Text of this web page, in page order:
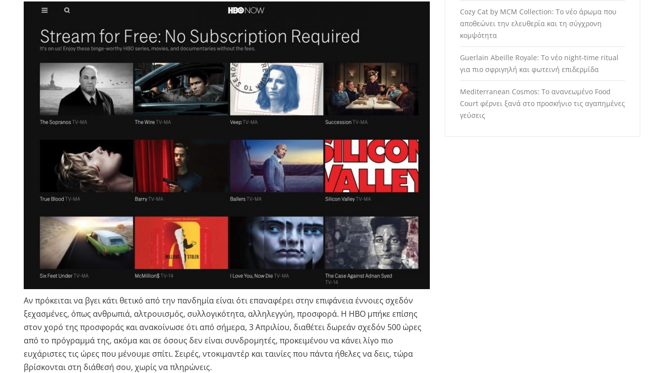
Αν πρόκειται να βγει κάτι θετικό από την πανδημία είναι ότι επαναφέρει στην επιφάνεια έννοιες σχεδόν
ξεχασμένες, όπως ανθρωπιά, αλτρουισμός, συλλογικότητα, αλληλεγγύη, προσφορά. Η HBO μπήκε επίσης
στον χορό της προσφοράς και ανακοίνωσε ότι από σήμερα, 3 Απριλίου, διαθέτει δωρεάν σχεδόν 500 ώρες
από το πρόγραμμά της, ακόμα και σε όσους δεν είναι συνδρομητές, προκειμένου να κάνει λίγο πιο
ευχάριστες τις ώρες που μένουμε σπίτι. Σειρές, ντοκιμαντέρ και ταινίες που πάντα ήθελες να δεις, τώρα
βρίσκονται στη διάθεσή σου, χωρίς να πληρώνεις.
Cozy Cat by MCM Collection: Το νέο άρωμα που
αποθεώνει την ελευθερία και τη σύγχρονη
κομψότητα
Guerlain Abeille Royale: Το νέο night-time ritual
για πιο σφριγηλή και φωτεινή επιδερμίδα
Mediterranean Cosmos: Το ανανεωμένο Food
Court φέρνει ξανά στο προσκήνιο τις αγαπημένες
γεύσεις